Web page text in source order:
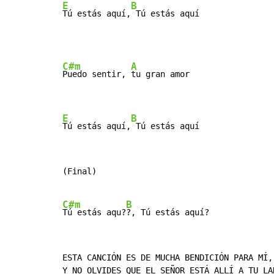
E
Tú estás aquí,
B
Tú estás aquí
C#m
Puedo sentir,
A
tu gran amor
E
Tú estás aquí,
B
Tú estás aquí
(Final)
C#m
Tú estás aqu?
B
ESTA CANCIÓN ES DE MUCHA BENDICIÓN PARA MÍ,
Y NO OLVIDES QUE EL SEÑOR ESTÁ ALLÍ A TU